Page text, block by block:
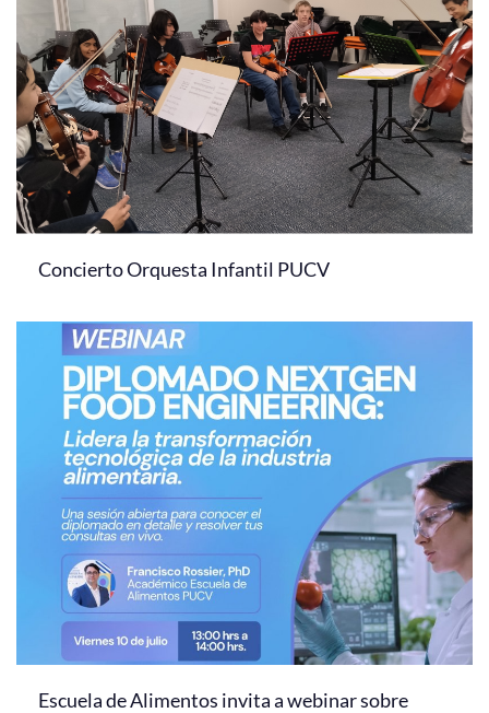
Concierto Orquesta Infantil PUCV
Escuela de Alimentos invita a webinar sobre